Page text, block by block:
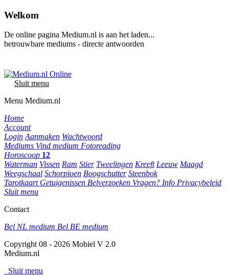
Welkom
De online pagina Medium.nl is aan het laden...
betrouwbare mediums - directe antwoorden
Sluit menu
Menu Medium.nl
Home
Account
Login Aanmaken Wachtwoord
Mediums Vind medium Fotoreading
Horoscoop 12
Waterman Vissen Ram Stier Tweelingen Kreeft Leeuw Maagd
Weegschaal Schorpioen Boogschutter Steenbok
Tarotkaart Getuigenissen Belverzoeken Vragen? Info Privacybeleid
Sluit menu
Contact
Bel NL medium Bel BE medium
Copyright 08 - 2026 Mobiel V 2.0
Medium.nl
Sluit menu